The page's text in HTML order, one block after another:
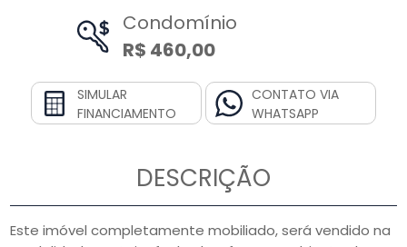
Condomínio
R$ 460,00
SIMULAR
FINANCIAMENTO
CONTATO VIA
WHATSAPP
DESCRIÇÃO
Este imóvel completamente mobiliado, será vendido na